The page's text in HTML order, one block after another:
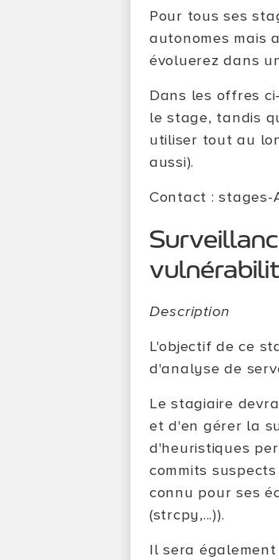
Pour tous ses
autonomes mais
évoluerez dans
Dans les offres
le stage, tandis
utiliser tout au
aussi).
Contact : stages-
Description
L'objectif de ce
d'analyse de
Le stagiaire
et d'en gérer la
d'heuristiques
commits
connu pour ses
(strcpy,...)).
Il sera